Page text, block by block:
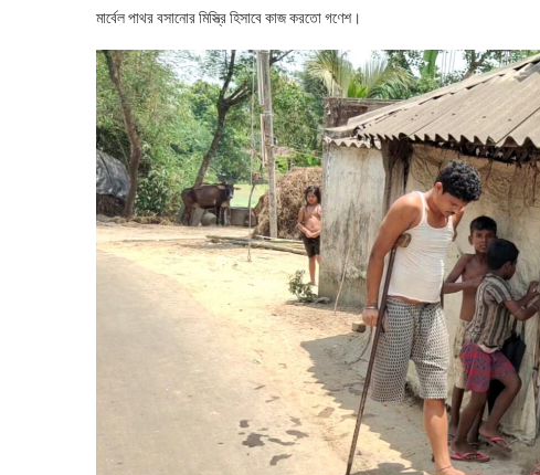
মার্বেল পাথর বসানোর মিস্ত্রি হিসাবে কাজ করতো গণেশ।